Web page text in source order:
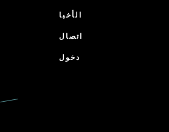
الأخبا
اتصال
دخول